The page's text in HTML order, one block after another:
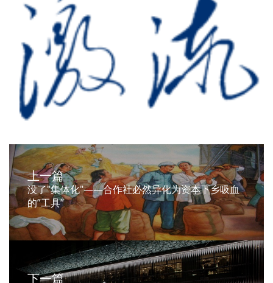
上一篇
没了"集体化"——合作社必然异化为资本下乡吸血
的”工具“
下一篇